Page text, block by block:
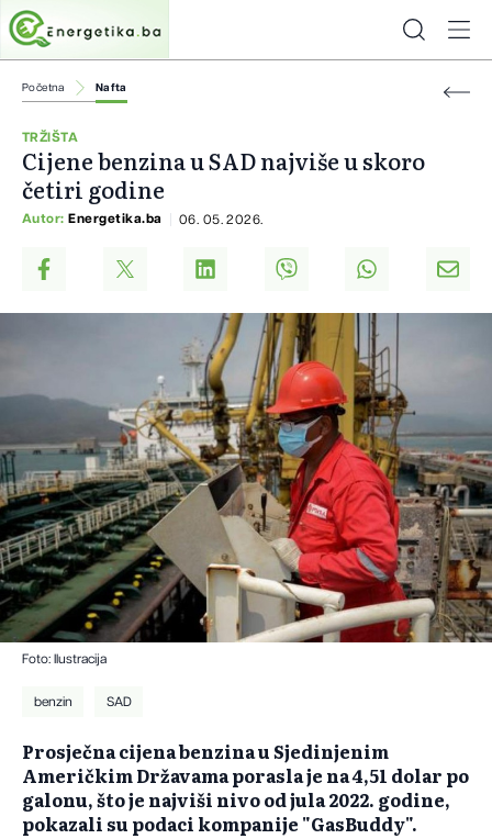
Početna Nafta
TRŽIŠTA
Cijene benzina u SAD najviše u skoro
četiri godine
Autor: Energetika.ba 06. 05. 2026.
Foto: Ilustracija
benzin SAD
Prosječna cijena benzina u Sjedinjenim
Američkim Državama porasla je na 4,51 dolar po
galonu, što je najviši nivo od jula 2022. godine,
pokazali su podaci kompanije "GasBuddy".